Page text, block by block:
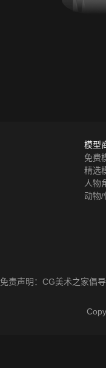
模型
免费
精选
人物
动物/
免责声明： CG美术之家倡